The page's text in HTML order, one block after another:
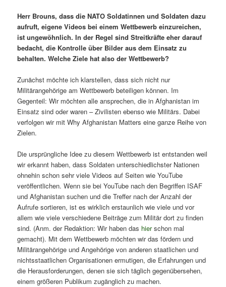
Herr Brouns, dass die NATO Soldatinnen und Soldaten dazu
aufruft, eigene Videos bei einem Wettbewerb einzureichen,
ist ungewöhnlich. In der Regel sind Streitkräfte eher darauf
bedacht, die Kontrolle über Bilder aus dem Einsatz zu
behalten. Welche Ziele hat also der Wettbewerb?
Zunächst möchte ich klarstellen, dass sich nicht nur
Militärangehörige am Wettbewerb beteiligen können. Im
Gegenteil: Wir möchten alle ansprechen, die in Afghanistan im
Einsatz sind oder waren – Zivilisten ebenso wie Militärs. Dabei
verfolgen wir mit Why Afghanistan Matters eine ganze Reihe von
Zielen.
Die ursprüngliche Idee zu diesem Wettbewerb ist entstanden weil
wir erkannt haben, dass Soldaten unterschiedlichster Nationen
ohnehin schon sehr viele Videos auf Seiten wie YouTube
veröffentlichen. Wenn sie bei YouTube nach den Begriffen ISAF
und Afghanistan suchen und die Treffer nach der Anzahl der
Aufrufe sortieren, ist es wirklich erstaunlich wie viele und vor
allem wie viele verschiedene Beiträge zum Militär dort zu finden
sind. (Anm. der Redaktion: Wir haben das hierschon mal
gemacht). Mit dem Wettbewerb möchten wir das fördern und
Militärangehörige und Angehörige von anderen staatlichen und
nichtsstaatlichen Organisationen ermutigen, die Erfahrungen und
die Herausforderungen, denen sie sich täglich gegenübersehen,
einem größeren Publikum zugänglich zu machen.